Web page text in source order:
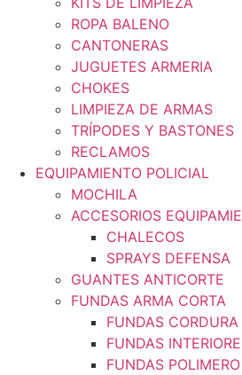
ROPA BALENO
CANTONERAS
JUGUETES ARMERIA
CHOKES
LIMPIEZA DE ARMAS
TRÍPODES Y BASTONES
RECLAMOS
EQUIPAMIENTO POLICIAL
MOCHILA
ACCESORIOS
CHALECOS
SPRAYS DEFENSA
GUANTES ANTICORTE
FUNDAS ARMA CORTA
FUNDAS CORDURA
FUNDAS
FUNDAS POLIMERO